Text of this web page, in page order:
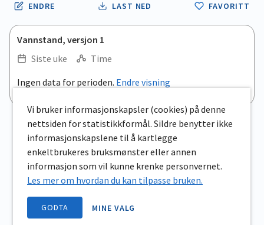
ENDRE LAST NED FAVORITT
Vannstand, versjon 1
Siste uke
Time
.
View as data table, .
Ingen data for perioden. Endre visning
Vi bruker informasjonskapsler (cookies) på denne
nettsiden for statistikkformål. Sildre benytter ikke
informasjonskapslene til å kartlegge
enkeltbrukeres bruksmønster eller annen
informasjon som vil kunne krenke personvernet.
Les mer om hvordan du kan tilpasse bruken.
GODTA MINE VALG